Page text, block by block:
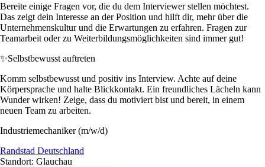
Bereite einige Fragen vor, die du dem Interviewer stellen möchtest.
Das zeigt dein Interesse an der Position und hilft dir, mehr über die
Unternehmenskultur und die Erwartungen zu erfahren. Fragen zur
Teamarbeit oder zu Weiterbildungsmöglichkeiten sind immer gut!
✨Selbstbewusst auftreten
Komm selbstbewusst und positiv ins Interview. Achte auf deine
Körpersprache und halte Blickkontakt. Ein freundliches Lächeln kann
Wunder wirken! Zeige, dass du motiviert bist und bereit, in einem
neuen Team zu arbeiten.
Industriemechaniker (m/w/d)
Randstad Deutschland
Standort: Glauchau